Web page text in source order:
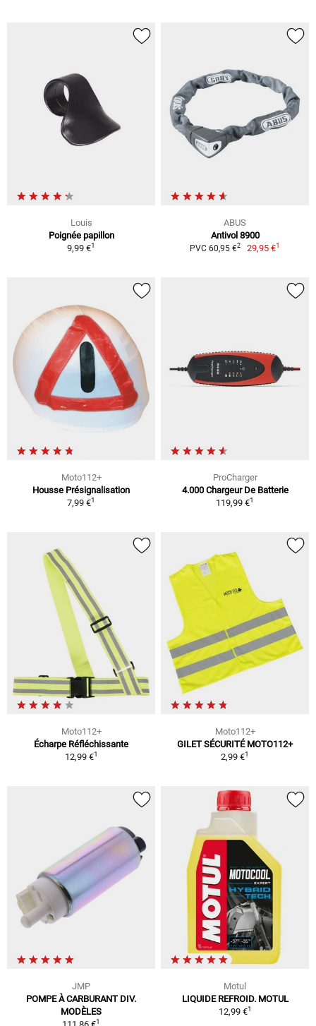
Louis
Poignée papillon
9,99 €1
ABUS
Antivol 8900
PVC 60,95 €2 29,95 €1
Moto112+
Housse Présignalisation
7,99 €1
ProCharger
4.000 Chargeur De Batterie
119,99 €1
Moto112+
Écharpe Réfléchissante
12,99 €1
Moto112+
GILET SÉCURITÉ MOTO112+
2,99 €1
JMP
POMPE À CARBURANT DIV.
MODÈLES
1
Motul
LIQUIDE REFROID. MOTUL
12,99 €1